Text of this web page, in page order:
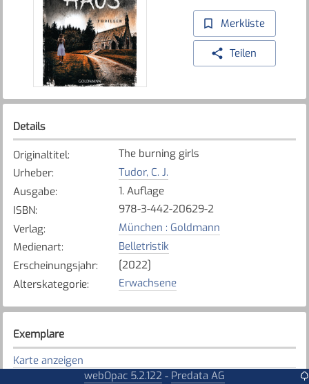
Merkliste
Teilen
Details
Originaltitel:
The burning girls
Urheber:
Tudor, C. J.
Ausgabe:
1. Auflage
ISBN:
978-3-442-20629-2
Verlag:
München : Goldmann
Medienart:
Belletristik
Erscheinungsjahr:
[2022]
Alterskategorie: Erwachsene
Exemplare
Karte anzeigen
webOpac 5.2.122 - Predata AG